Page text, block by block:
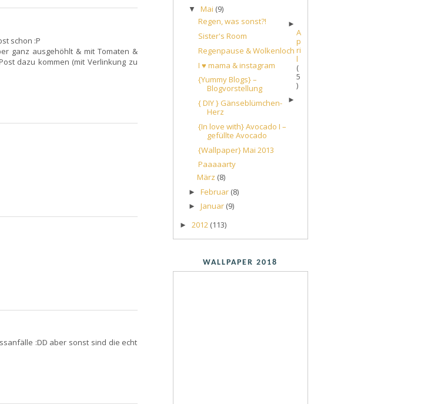
schon :P
ganz ausgehöhlt & mit Tomaten &
dazu kommen (mit Verlinkung zu
:DD aber sonst sind die echt
▼Mai (9)
Regen, was sonst?!
Sister's Room
Regenpause & Wolkenloch
I ♥ mama & instagram
{Yummy Blogs} –
Blogvorstellung
{ DIY } Gänseblümchen-
Herz
{In love with} Avocado I –
gefüllte Avocado
{Wallpaper} Mai 2013
Paaaaarty
►
A
p
ri
l
(
5
)
►
März (8)
►Februar (8)
►Januar (9)
► 2012 (113)
WALLPAPER 2018